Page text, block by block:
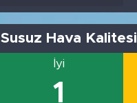
Susuz Hava Kalitesi
İyi
1